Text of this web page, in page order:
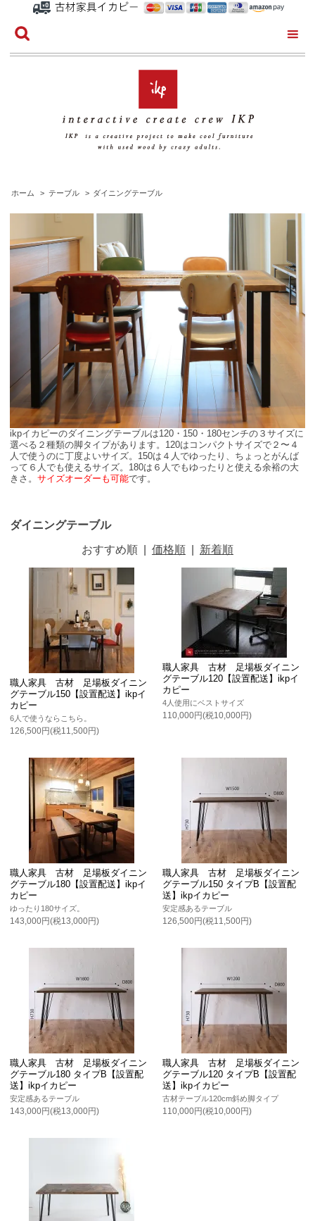
ホーム > テーブル > ダイニングテーブル
ikpイカピーのダイニングテーブルは120・150・180センチの３サイズに
選べる２種類の脚タイプがあります。120はコンパクトサイズで２〜４
人で使うのに丁度よいサイズ。150は４人でゆったり、ちょっとがんば
って６人でも使えるサイズ。180は６人でもゆったりと使える余裕の大
きさ。 サイズオーダーも可能です。
ダイニングテーブル
おすすめ順 価格順 新着順
職人家具 古材 足場板ダイニン
グテーブル150【設置配送】ikpイ
カピー
6人で使うならこちら。
126,500円(税11,500円)
職人家具 古材 足場板ダイニン
グテーブル120【設置配送】ikpイ
カピー
4人使用にベストサイズ
110,000円(税10,000円)
職人家具 古材 足場板ダイニン
グテーブル180【設置配送】ikpイ
カピー
ゆったり180サイズ。
143,000円(税13,000円)
職人家具 古材 足場板ダイニン
グテーブル150 タイプB【設置配
送】ikpイカピー
安定感あるテーブル
126,500円(税11,500円)
職人家具 古材 足場板ダイニン
グテーブル180 タイプB【設置配
送】ikpイカピー
安定感あるテーブル
143,000円(税13,000円)
職人家具 古材 足場板ダイニン
グテーブル120 タイプB【設置配
送】ikpイカピー
古材テーブル120cm斜め脚タイプ
110,000円(税10,000円)